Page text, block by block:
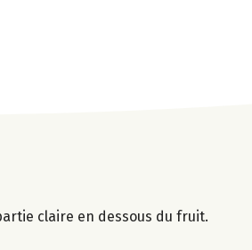
claire en dessous du fruit.